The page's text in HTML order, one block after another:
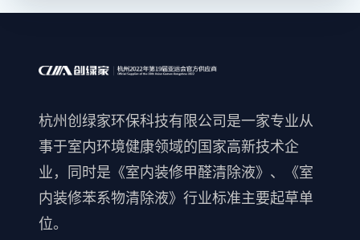
杭州创绿家环保科技有限公司是一家专业从
事于室内环境健康领域的国家高新技术企
业，同时是《室内装修甲醛清除液》、《室
内装修苯系物清除液》行业标准主要起草单
位。